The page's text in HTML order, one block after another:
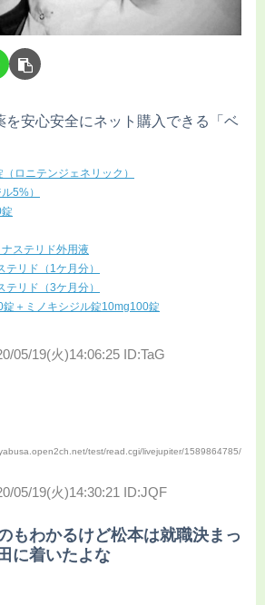
を安心安全にネット購入できる「ベ
ロニテンジェネリック）
5%）
ステリド外用液
テリド（1ケ月分）
テリド（3ケ月分）
＋ミノキシジル錠10mg100錠
05/19(火)14:06:25 ID:TaG
test/read.cgi/livejupiter/1589864785/
05/19(火)14:30:21 ID:JQF
もわかるけど松本は就職決まっ
に着いたよな